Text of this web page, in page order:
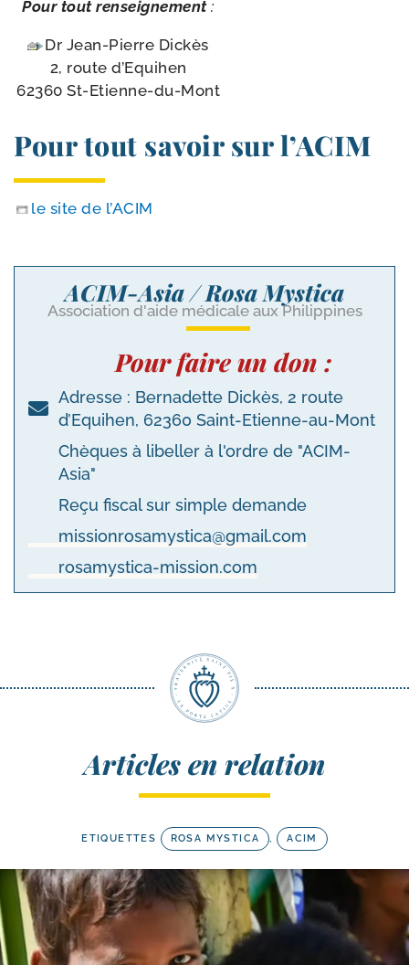
Pour tout ren­sei­gne­ment:
Dr Jean-​Pierre Dickès
2, route d’Equihen
62360 St-Etienne-du-Mont
Pour tout savoir sur l’ACIM
le site de l’ACIM
ACIM-Asia / Rosa Mystica
Association d'aide médicale aux Philippines
Pour faire un don :
Adresse : Bernadette Dickès, 2 route
d’Equihen, 62360 Saint-Etienne-au-Mont
Chèques à libeller à l'ordre de "ACIM-
Asia"
Reçu fiscal sur simple demande
missionrosamystica@gmail.com
rosamystica-mission.com
Articles en relation
ETIQUETTES ROSA MYSTICA , ACIM